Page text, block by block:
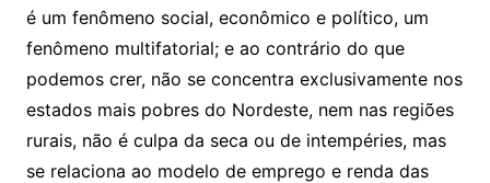
é um fenômeno social, econômico e político, um
fenômeno multifatorial; e ao contrário do que
podemos crer, não se concentra exclusivamente nos
estados mais pobres do Nordeste, nem nas regiões
rurais, não é culpa da seca ou de intempéries, mas
se relaciona ao modelo de emprego e renda das